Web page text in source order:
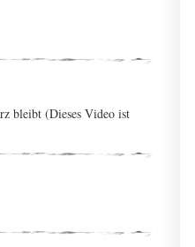
bleibt (Dieses Video ist